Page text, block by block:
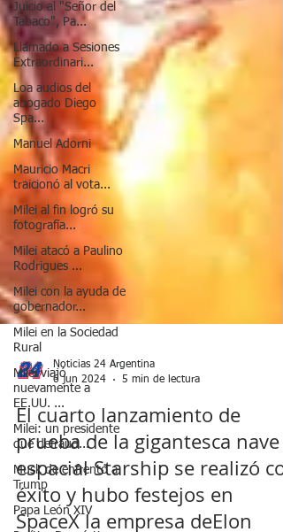
Juicio al "Señor del
Tabaco", Pa...
Llamado a Sesiones
Extraordinari...
Loa audios del
abogado Diego
Spa...
Manuel Adorni
Mauricio Macri
traicionó al vota...
Milei al fin logró su
fotografía...
Milei atacó a Paulino
Rodrigues ...
Milei con la ayuda de
gobernador...
Milei en la Sociedad
Rural
Milei viajó
nuevamente a
EE.UU. ...
Milei: un presidente
que defraud...
Musk de enfrentó a
Trump
Papa León XIV
Noticias 24 Argentina
6 jun 2024
5 min de lectura
El cuarto lanzamiento de
prueba de la gigantesca nave